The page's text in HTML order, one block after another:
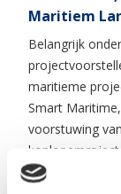
Maritiem
Belangrijk
maritieme
Smart
voorstuwing
Wennink te